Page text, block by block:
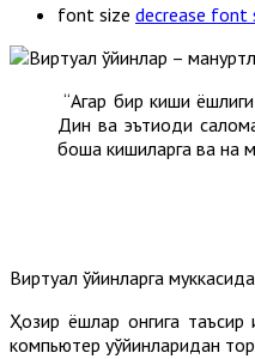
font size decrease font
“Агар бир киши
Дин ва эътиқоди
бошқа кишиларга ва на
Виртуал ўйинларга
Ҳозир ёшлар онгига таъсир
компьютер уўйинларидан